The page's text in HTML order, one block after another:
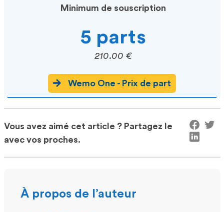
Minimum de souscription
5 parts
210.00 €
Wemo One - Prix de part
Vous avez aimé cet article ? Partagez le
avec vos proches.
À propos de l’auteur